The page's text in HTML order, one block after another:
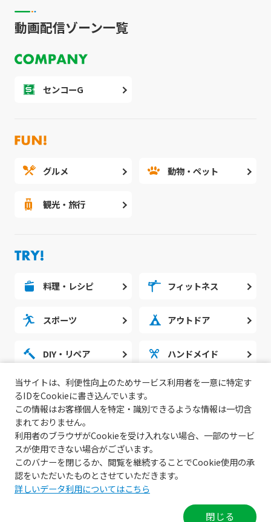
動画配信ゾーン一覧
センコーG
グルメ 動物・ペット
観光・旅行
料理・レシピ フィットネス
スポーツ アウトドア
DIY・リペア ハンドメイド
勉強・スタディ ノウハウ
© 2022 無料動画サイトGoody!TV.
当サイトは、利便性向上のためサービス利用者を一意に特定す
るIDをCookieに書き込んでいます。
この情報はお客様個人を特定・識別できるような情報は一切含
まれておりません。
利用者のブラウザがCookieを受け入れない場合、一部のサービ
スが使用できない場合がございます。
このバナーを閉じるか、閲覧を継続することでCookie使用の承
認をいただいたものとさせていただきます。
詳しいデータ利用についてはこちら
閉じる